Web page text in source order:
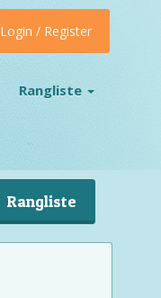
Rangliste
Login / Register
Rangliste